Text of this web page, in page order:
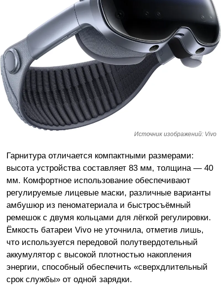
Источник изображений: Vivo
Гарнитура отличается компактными размерами:
высота устройства составляет 83 мм, толщина — 40
мм. Комфортное использование обеспечивают
регулируемые лицевые маски, различные варианты
амбушюр из пеноматериала и быстросъёмный
ремешок с двумя кольцами для лёгкой регулировки.
Ёмкость батареи Vivo не уточнила, отметив лишь,
что используется передовой полутвердотельный
аккумулятор с высокой плотностью накопления
энергии, способный обеспечить «сверхдлительный
срок службы» от одной зарядки.